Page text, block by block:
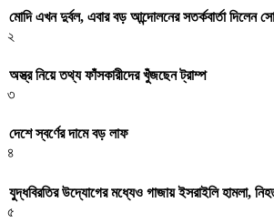
মোদি এখন দুর্বল, এবার বড় আন্দোলনের সতর্কবার্তা দিলেন
২
অস্ত্র নিয়ে তথ্য ফাঁসকারীদের খুঁজছেন ট্রাম্প
৩
দেশে স্বর্ণের দামে বড় লাফ
৪
যুদ্ধবিরতির উদ্যোগের মধ্যেও গাজায় ইসরাইলি হামলা,
৫